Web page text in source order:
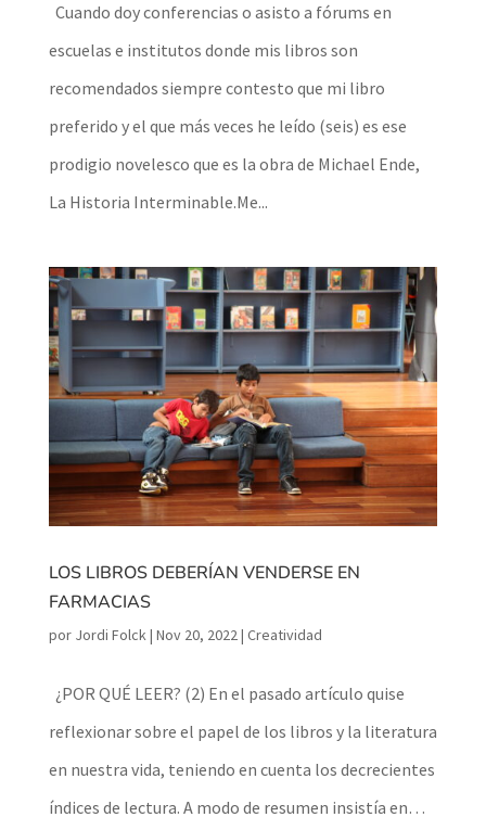
Cuando doy conferencias o asisto a fórums en
escuelas e institutos donde mis libros son
recomendados siempre contesto que mi libro
preferido y el que más veces he leído (seis) es ese
prodigio novelesco que es la obra de Michael Ende,
La Historia Interminable.Me...
LOS LIBROS DEBERÍAN VENDERSE EN
FARMACIAS
por Jordi Folck| Nov 20, 2022| Creatividad
¿POR QUÉ LEER? (2) En el pasado artículo quise
reflexionar sobre el papel de los libros y la literatura
en nuestra vida, teniendo en cuenta los decrecientes
índices de lectura. A modo de resumen insistía en…